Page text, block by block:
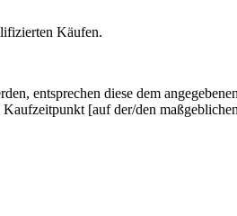
Käufen.
entsprechen diese dem
[auf der/den